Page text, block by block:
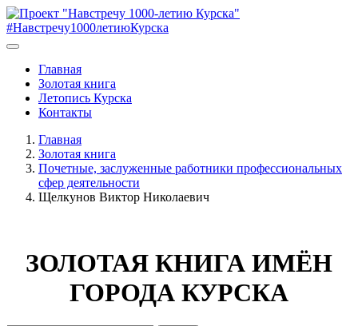
#Навстречу1000летиюКурска
Главная
Золотая книга
Летопись Курска
Контакты
Главная
Золотая книга
Почетные, заслуженные работники профессиональных
сфер деятельности
Щелкунов Виктор Николаевич
ЗОЛОТАЯ КНИГА ИМЁН
ГОРОДА КУРСКА